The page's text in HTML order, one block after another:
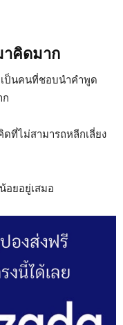
าคิดมาก
เป็นคนที่ชอบนำคำพูด
ก
ที่ไม่สามารถหลีกเลี่ยง
อยอยู่เสมอ